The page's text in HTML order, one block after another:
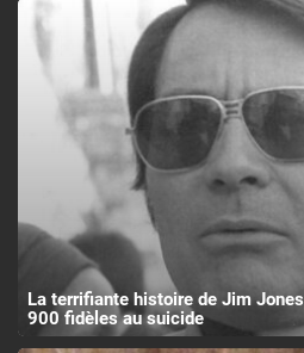
La terrifiante histoire de Jim
900 fidèles au suicide